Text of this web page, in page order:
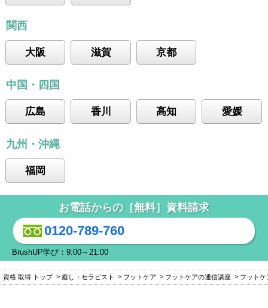
関西
大阪 滋賀 京都
中国・四国
広島 香川 高知 愛媛
九州・沖縄
福岡
お電話からの［無料］資料請求
0120-789-760
BrushUP学び：9:00～21:00
資格 取得 トップ 癒し・セラピスト フットケア フットケアの通信講座 フット